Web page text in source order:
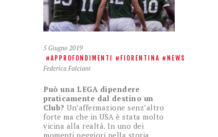
5 Giugno 2019
APPROFONDIMENTI FIORENTINA NEWS
Federica Falciani
Può una LEGA dipendere
praticamente dal destino un
Club? Un’affermazione senz’altro
forte ma che in USA è stata molto
vicina alla realtà. In uno dei
momenti peggiori nella storia